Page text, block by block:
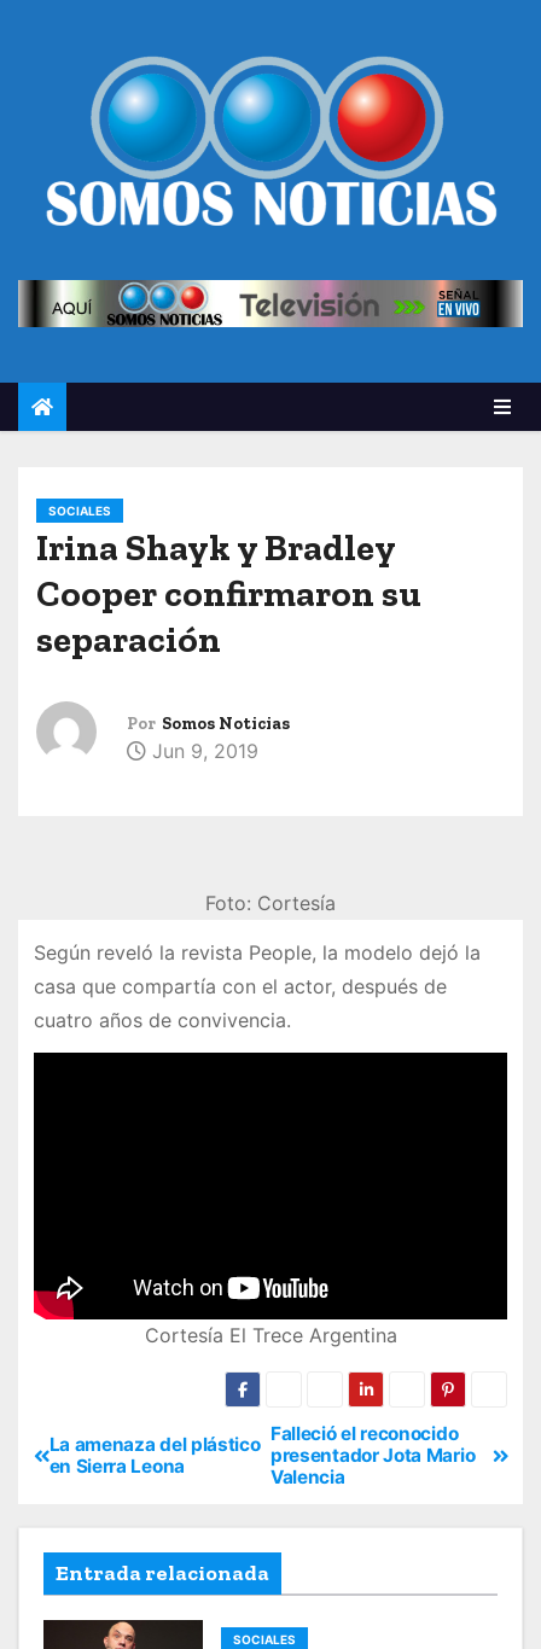
SOCIALES
Irina Shayk y Bradley
Cooper confirmaron su
separación
Por Somos Noticias
Jun 9, 2019
Foto: Cortesía
Según reveló la revista People, la modelo dejó la
casa que compartía con el actor, después de
cuatro años de convivencia.
Cortesía El Trece Argentina
Falleció el reconocido
presentador Jota Mario
Valencia
La amenaza del plástico
en Sierra Leona
Entrada relacionada
SOCIALES